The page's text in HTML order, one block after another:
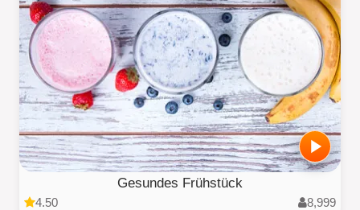
Gesundes Frühstück
4.50 8,999